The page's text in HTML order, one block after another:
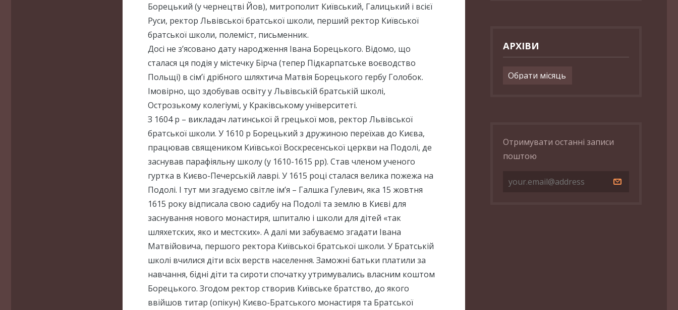
Борецький (у чернецтві Йов), митрополит Київський, Галицький і всієї
Руси, ректор Львівської братської школи, перший ректор Київської
братської школи, полеміст, письменник.
Досі не з’ясовано дату народження Івана Борецького. Відомо, що
сталася ця подія у містечку Бірча (тепер Підкарпатське воєводство
Польщі) в сім’ї дрібного шляхтича Матвія Борецького гербу Голобок.
Імовірно, що здобував освіту у Львівській братській школі,
Острозькому колегіумі, у Краківському університеті.
З 1604 р – викладач латинської й грецької мов, ректор Львівської
братської школи. У 1610 р Борецький з дружиною переїхав до Києва,
працював священиком Київської Воскресенської церкви на Подолі, де
заснував парафіяльну школу (у 1610-1615 рр). Став членом ученого
гуртка в Києво-Печерській лаврі. У 1615 році сталася велика пожежа на
Подолі. І тут ми згадуємо світле ім’я – Галшка Гулевич, яка 15 жовтня
1615 року відписала свою садибу на Подолі та землю в Києві для
заснування нового монастиря, шпиталю і школи для дітей «так
шляхетских, яко и местских». А далі ми забуваємо згадати Івана
Матвійовича, першого ректора Київської братської школи. У Братській
школі вчилися діти всіх верств населення. Заможні батьки платили за
навчання, бідні діти та сироти спочатку утримувались власним коштом
Борецького. Згодом ректор створив Київське братство, до якого
ввійшов титар (опікун) Києво-Братського монастиря та Братської
АРХІВИ
Архіви
Отримувати останні записи
поштою